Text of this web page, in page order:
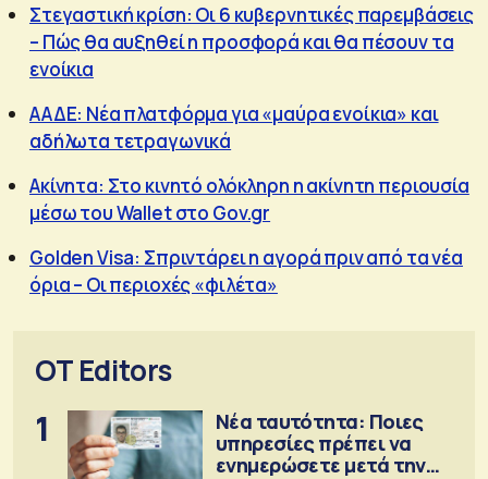
Στεγαστική κρίση: Οι 6 κυβερνητικές παρεμβάσεις
– Πώς θα αυξηθεί η προσφορά και θα πέσουν τα
ενοίκια
ΑΑΔΕ: Νέα πλατφόρμα για «μαύρα ενοίκια» και
αδήλωτα τετραγωνικά
Ακίνητα: Στο κινητό ολόκληρη η ακίνητη περιουσία
μέσω του Wallet στο Gov.gr
Golden Visa: Σπριντάρει η αγορά πριν από τα νέα
όρια – Οι περιοχές «φιλέτα»
OT Editors
1
Νέα ταυτότητα: Ποιες
υπηρεσίες πρέπει να
ενημερώσετε μετά την